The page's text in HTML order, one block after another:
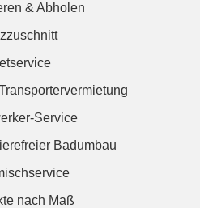
& Abholen
Service
Badumbau
nach Maß